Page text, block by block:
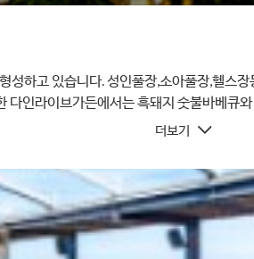
하고 있습니다. 성인풀장,소아풀장,헬스
인라이브가든에서는 흑돼지 숫불바베큐
더보기